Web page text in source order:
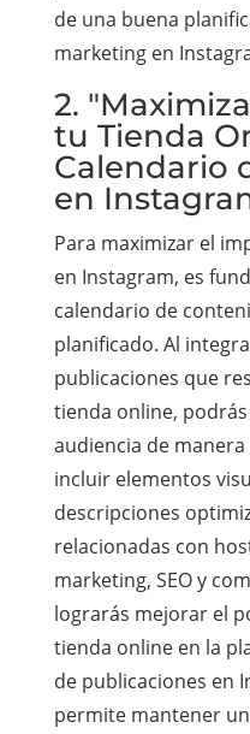
de una buena
marketing en
2.
tu Tienda
Calendario
en
Para maximizar el
en Instagram, es
calendario de
planificado. Al
publicaciones que
tienda online,
audiencia de manera
incluir elementos
descripciones
relacionadas con
marketing, SEO y
lograrás mejorar el
tienda online en la
de publicaciones en
permite mantener